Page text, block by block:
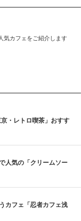
気カフェをご紹介します
・レトロ喫茶」おすす
人気の「クリームソー
カフェ「忍者カフェ浅